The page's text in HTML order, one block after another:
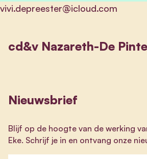
vivi.depreester@icloud.com
cd&v Nazareth-De Pinte
Nieuwsbrief
Blijf op de hoogte van de werking
Eke. Schrijf je in en ontvang onze